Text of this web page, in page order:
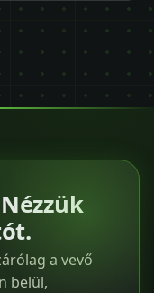
a vevő
belül,